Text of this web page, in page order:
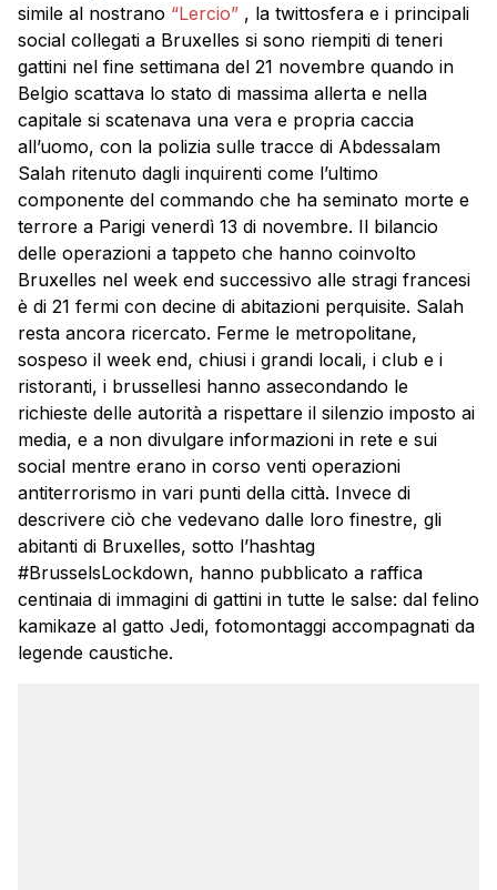
simile al nostrano “Lercio” , la twittosfera e i principali
social collegati a Bruxelles si sono riempiti di teneri
gattini nel fine settimana del 21 novembre quando in
Belgio scattava lo stato di massima allerta e nella
capitale si scatenava una vera e propria caccia
all’uomo, con la polizia sulle tracce di Abdessalam
Salah ritenuto dagli inquirenti come l’ultimo
componente del commando che ha seminato morte e
terrore a Parigi venerdì 13 di novembre. Il bilancio
delle operazioni a tappeto che hanno coinvolto
Bruxelles nel week end successivo alle stragi francesi
è di 21 fermi con decine di abitazioni perquisite. Salah
resta ancora ricercato. Ferme le metropolitane,
sospeso il week end, chiusi i grandi locali, i club e i
ristoranti, i brussellesi hanno assecondando le
richieste delle autorità a rispettare il silenzio imposto ai
media, e a non divulgare informazioni in rete e sui
social mentre erano in corso venti operazioni
antiterrorismo in vari punti della città. Invece di
descrivere ciò che vedevano dalle loro finestre, gli
abitanti di Bruxelles, sotto l’hashtag
#BrusselsLockdown, hanno pubblicato a raffica
centinaia di immagini di gattini in tutte le salse: dal felino
kamikaze al gatto Jedi, fotomontaggi accompagnati da
legende caustiche.